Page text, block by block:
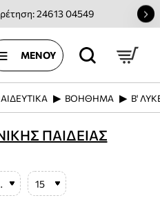
24613 04549
ΒΟΗΘΗΜΑ Β'
ΠΑΙΔΕΙΑΣ